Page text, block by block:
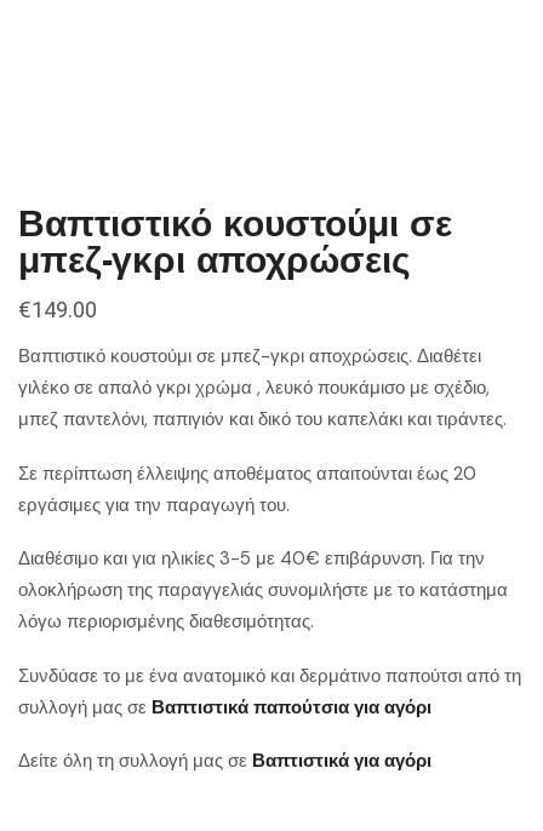
Βαπτιστικό κουστούμι σε
μπεζ-γκρι αποχρώσεις
€149.00
Βαπτιστικό κουστούμι σε μπεζ-γκρι αποχρώσεις. Διαθέτει
γιλέκο σε απαλό γκρι χρώμα , λευκό πουκάμισο με σχέδιο,
μπεζ παντελόνι, παπιγιόν και δικό του καπελάκι και τιράντες.
Σε περίπτωση έλλειψης αποθέματος απαιτούνται έως 20
εργάσιμες για την παραγωγή του.
Διαθέσιμο και για ηλικίες 3-5 με 40€ επιβάρυνση. Για την
ολοκλήρωση της παραγγελιάς συνομιλήστε με το κατάστημα
λόγω περιορισμένης διαθεσιμότητας.
Συνδύασε το με ένα ανατομικό και δερμάτινο παπούτσι από τη
συλλογή μας σε Βαπτιστικά παπούτσια για αγόρι
Δείτε όλη τη συλλογή μας σε Βαπτιστικά για αγόρι